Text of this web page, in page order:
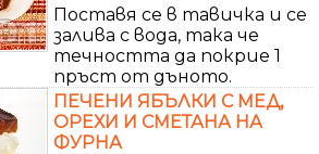
Поставя се в тавичка и се
залива с вода, така че
течността да покрие 1
пръст от дъното.
ПЕЧЕНИ ЯБЪЛКИ С МЕД,
ОРЕХИ И СМЕТАНА НА
ФУРНА